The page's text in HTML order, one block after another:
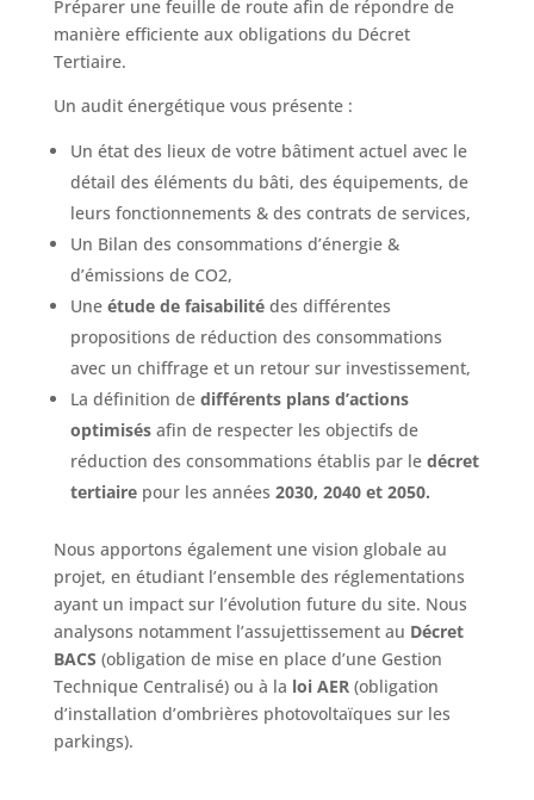
Préparer une feuille de route afin de répondre de
manière efficiente aux obligations du Décret
Tertiaire.
Un audit énergétique vous présente :
Un état des lieux de votre bâtiment actuel avec le
détail des éléments du bâti, des équipements, de
leurs fonctionnements & des contrats de services,
Un Bilan des consommations d’énergie &
d’émissions de CO2,
Une étude de faisabilitédes différentes
propositions de réduction des consommations
avec un chiffrage et un retour sur investissement,
La définition de différents plans d’actions
optimisésafin de respecter les objectifs de
réduction des consommations établis par le décret
tertiairepour les années 2030, 2040 et 2050.
Nous apportons également une vision globale au
projet, en étudiant l’ensemble des réglementations
ayant un impact sur l’évolution future du site. Nous
analysons notamment l’assujettissement au Décret
BACS (obligation de mise en place d’une Gestion
Technique Centralisé) ou à la loi AER(obligation
d’installation d’ombrières photovoltaïques sur les
parkings).